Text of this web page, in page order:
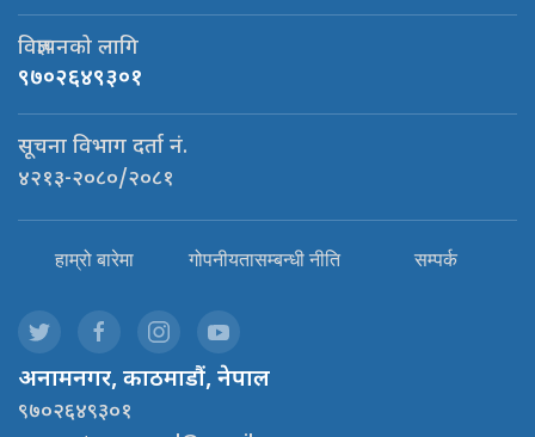
विज्ञापनको लागि
९७०२६४९३०१
सूचना विभाग दर्ता नं.
४२१३-२०८०/२०८१
हाम्रो बारेमा गोपनीयतासम्बन्धी नीति सम्पर्क
अनामनगर, काठमाडौं, नेपाल
९७०२६४९३०१